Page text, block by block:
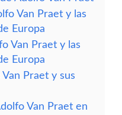
Van Praet y las
Europa
Van Praet y las
Europa
Praet y sus
Van Praet en